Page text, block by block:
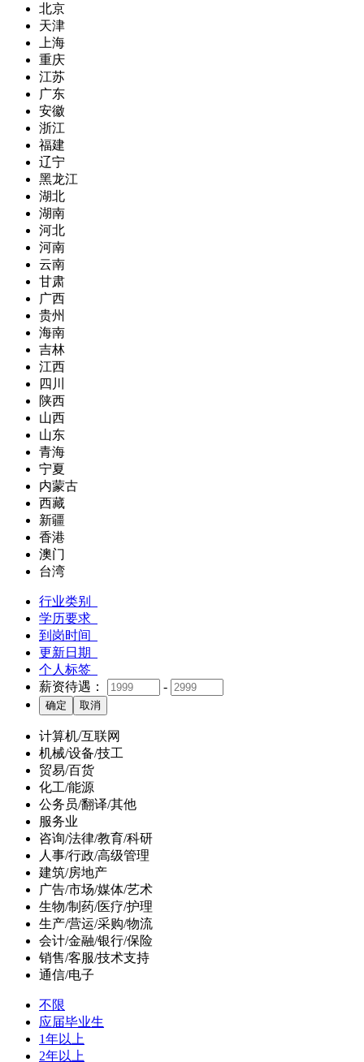
北京
天津
上海
重庆
江苏
广东
安徽
浙江
福建
辽宁
黑龙江
湖北
湖南
河北
河南
云南
甘肃
广西
贵州
海南
吉林
江西
四川
陕西
山西
山东
青海
宁夏
内蒙古
西藏
新疆
香港
澳门
台湾
行业类别
学历要求
到岗时间
更新日期
个人标签
薪资待遇：
-
计算机/互联网
机械/设备/技工
贸易/百货
化工/能源
公务员/翻译/其他
服务业
咨询/法律/教育/科研
人事/行政/高级管理
建筑/房地产
广告/市场/媒体/艺术
生物/制药/医疗/护理
生产/营运/采购/物流
会计/金融/银行/保险
销售/客服/技术支持
通信/电子
不限
应届毕业生
1年以上
2年以上